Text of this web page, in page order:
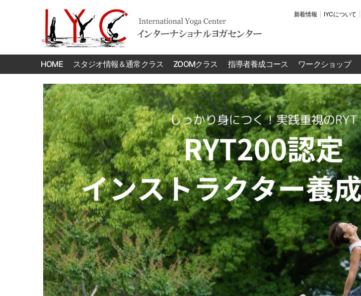
Yoga
Center
新着情報 IYCについて
HOME スタジオ情報＆通常クラス ZOOMクラス 指導者養成コース ワークショップ